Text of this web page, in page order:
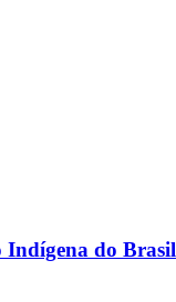
Indígena do Brasil